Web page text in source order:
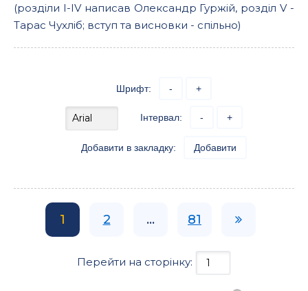
(розділи I-IV написав Олександр Гуржій, розділ V -
Тарас Чухліб; вступ та висновки - спільно)
Шрифт: - +
Інтервал: - +
Добавити в закладку: Добавити
1 2 ... 81
Перейти на сторінку: